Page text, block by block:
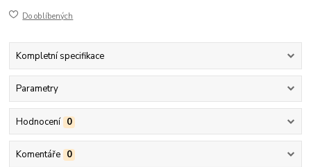
Do oblíbených
Kompletní specifikace
Parametry
Hodnocení 0
Komentáře 0